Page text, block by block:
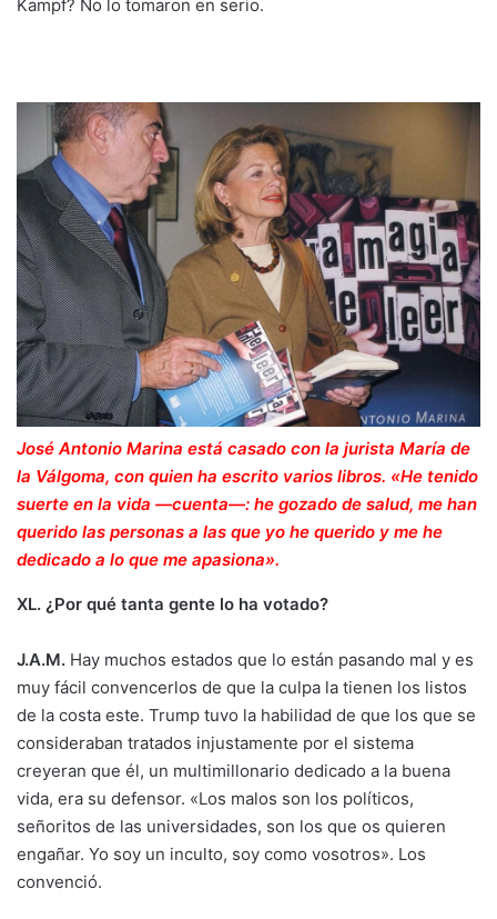
Kampf? No lo tomaron en serio.
José Antonio Marina está casado con la jurista María de
la Válgoma, con quien ha escrito varios libros. «He tenido
suerte en la vida —cuenta—: he gozado de salud, me han
querido las personas a las que yo he querido y me he
dedicado a lo que me apasiona».
XL. ¿Por qué tanta gente lo ha votado?
J.A.M. Hay muchos estados que lo están pasando mal y es
muy fácil convencerlos de que la culpa la tienen los listos
de la costa este. Trump tuvo la habilidad de que los que se
consideraban tratados injustamente por el sistema
creyeran que él, un multimillonario dedicado a la buena
vida, era su defensor. «Los malos son los políticos,
señoritos de las universidades, son los que os quieren
engañar. Yo soy un inculto, soy como vosotros». Los
convenció.